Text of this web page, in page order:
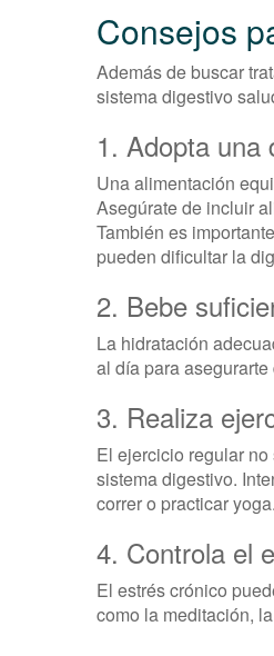
Consejos
Además de buscar
sistema digestivo
1. Adopta una
Una alimentación
Asegúrate de incluir
También es
pueden dificultar la
2. Bebe
La hidratación
al día para
3. Realiza
El ejercicio regular
sistema digestivo.
correr o practicar yoga.
4. Controla el
El estrés crónico
como la meditación,